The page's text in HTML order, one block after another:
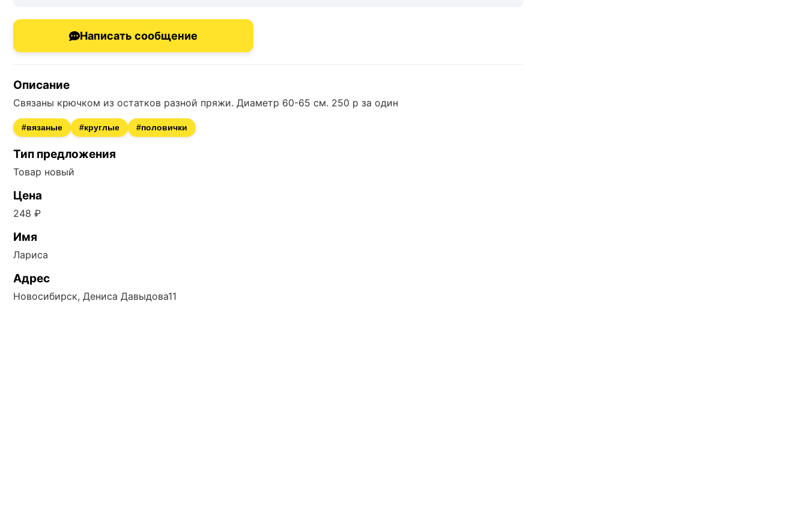
Написать сообщение
Описание
Связаны крючком из остатков разной пряжи. Диаметр 60-65 см. 250 р за один
#вязаные #круглые #половички
Тип предложения
Товар новый
Цена
248 ₽
Имя
Лариса
Адрес
Новосибирск, Дениса Давыдова11